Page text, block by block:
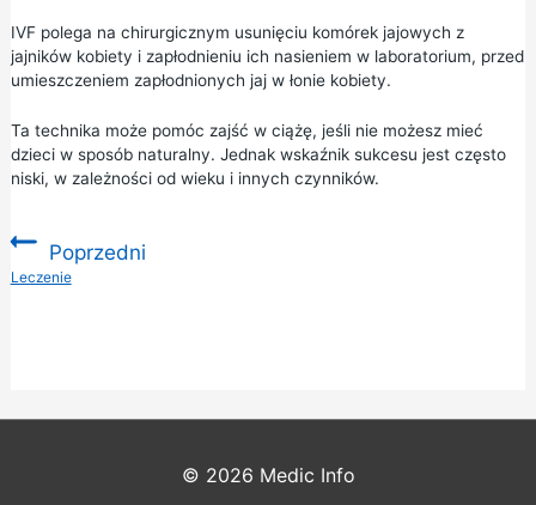
IVF polega na chirurgicznym usunięciu komórek jajowych z
jajników kobiety i zapłodnieniu ich nasieniem w laboratorium, przed
umieszczeniem zapłodnionych jaj w łonie kobiety.
Ta technika może pomóc zajść w ciążę, jeśli nie możesz mieć
dzieci w sposób naturalny. Jednak wskaźnik sukcesu jest często
niski, w zależności od wieku i innych czynników.
Poprzedni
:Leczenie
© 2026 Medic Info